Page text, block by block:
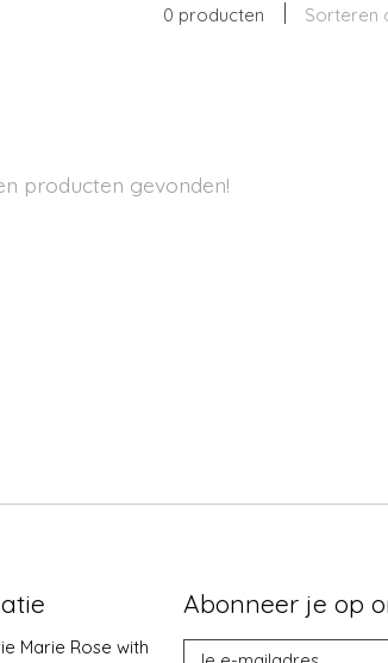
0 producten Sorteren
producten gevonden!
Marie Rose with
Abonneer je op